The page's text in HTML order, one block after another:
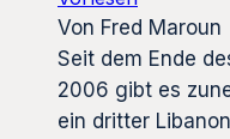
Von Fred Maroun
Seit dem Ende
2006 gibt es
ein dritter